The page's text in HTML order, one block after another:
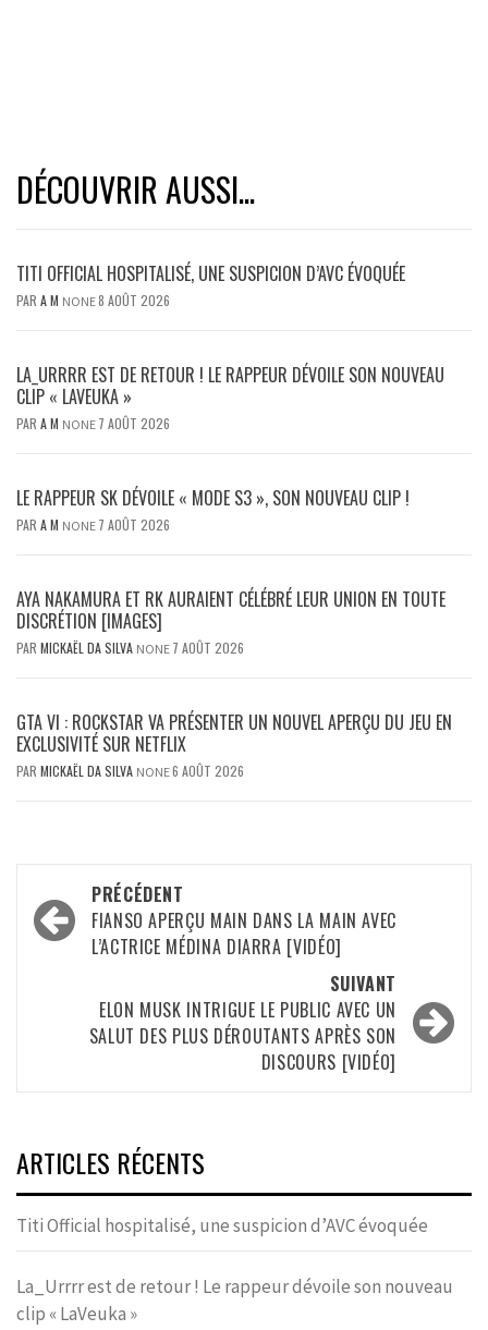
DÉCOUVRIR AUSSI...
TITI OFFICIAL HOSPITALISÉ, UNE SUSPICION D’AVC ÉVOQUÉE
PAR A M NONE8 AOÛT 2026
LA_URRRR EST DE RETOUR ! LE RAPPEUR DÉVOILE SON NOUVEAU
CLIP « LAVEUKA »
PAR A M NONE 7 AOÛT 2026
LE RAPPEUR SK DÉVOILE « MODE S3 », SON NOUVEAU CLIP !
PAR A M NONE 7 AOÛT 2026
AYA NAKAMURA ET RK AURAIENT CÉLÉBRÉ LEUR UNION EN TOUTE
DISCRÉTION [IMAGES]
PAR MICKAËL DA SILVA NONE 7 AOÛT 2026
GTA VI : ROCKSTAR VA PRÉSENTER UN NOUVEL APERÇU DU JEU EN
EXCLUSIVITÉ SUR NETFLIX
PAR MICKAËL DA SILVA NONE6 AOÛT 2026
Navigation
d’article
PRÉCÉDENT
FIANSO APERÇU MAIN DANS LA MAIN AVEC
L’ACTRICE MÉDINA DIARRA [VIDÉO]
SUIVANT
ELON MUSK INTRIGUE LE PUBLIC AVEC UN
SALUT DES PLUS DÉROUTANTS APRÈS SON
DISCOURS [VIDÉO]
ARTICLES RÉCENTS
Titi Official hospitalisé, une suspicion d’AVC évoquée
La_Urrrr est de retour ! Le rappeur dévoile son nouveau
clip « LaVeuka »